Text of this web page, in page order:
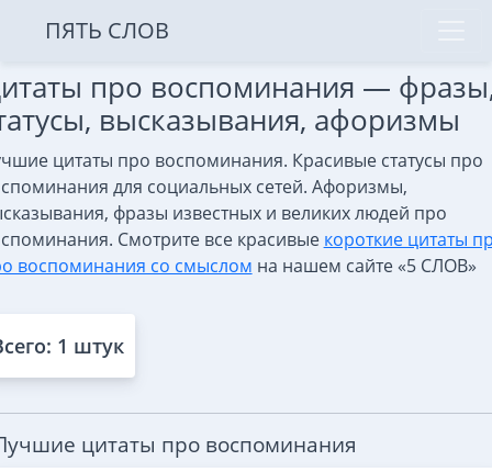
ПЯТЬ СЛОВ
про воспоминания —
высказывания, афоризмы
цитаты про воспоминания. Красивые статусы про
для социальных сетей. Афоризмы,
фразы известных и великих людей про
Смотрите все красивые короткие цитаты
воспоминания со смыслом на нашем сайте «5 СЛОВ»
1 штук
цитаты про воспоминания